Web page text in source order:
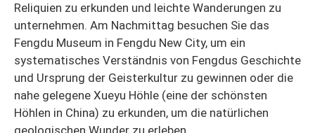
Reliquien zu erkunden und leichte Wanderungen zu
unternehmen. Am Nachmittag besuchen Sie das
Fengdu Museum in Fengdu New City, um ein
systematisches Verständnis von Fengdus Geschichte
und Ursprung der Geisterkultur zu gewinnen oder die
nahe gelegene Xueyu Höhle (eine der schönsten
Höhlen in China) zu erkunden, um die natürlichen